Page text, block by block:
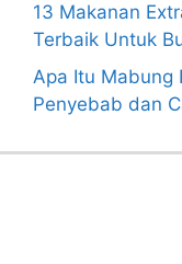
13 Makanan
Terbaik Untuk
Apa Itu Mabung
Penyebab dan